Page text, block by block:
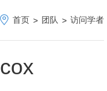
首页 > 团队 > 访问学者